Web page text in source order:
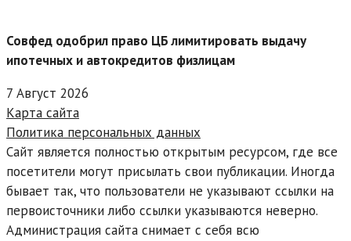
Совфед одобрил право ЦБ лимитировать выдачу
ипотечных и автокредитов физлицам
7 Август 2026
Карта сайта
Политика персональных данных
Сайт является полностью открытым ресурсом, где все
посетители могут присылать свои публикации. Иногда
бывает так, что пользователи не указывают ссылки на
первоисточники либо ссылки указываются неверно.
Администрация сайта снимает с себя всю